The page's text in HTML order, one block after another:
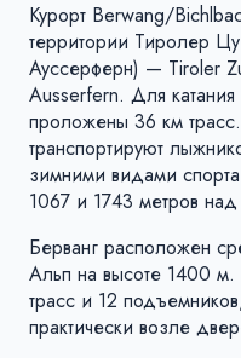
Курорт Berwang/​
территории Тиролер
Ауссерферн) — Tiroler
Ausserfern. Для
проложены 36 км
транспортируют
зимними видами
1067 и 1743 метров
Берванг расположен
Альп на высоте 1400
трасс и 12
практически возле